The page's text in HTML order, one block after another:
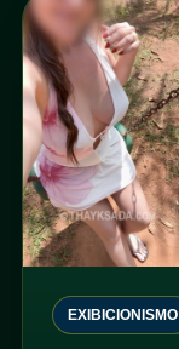
EXIBICIONISMO